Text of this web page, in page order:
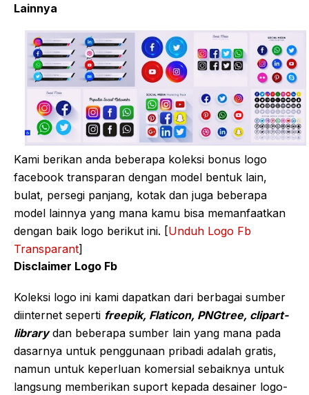
Lainnya
Kami berikan anda beberapa koleksi bonus logo
facebook transparan dengan model bentuk lain,
bulat, persegi panjang, kotak dan juga beberapa
model lainnya yang mana kamu bisa memanfaatkan
dengan baik logo berikut ini. [Unduh Logo Fb
Transparant]
Disclaimer Logo Fb
Koleksi logo ini kami dapatkan dari berbagai sumber
diinternet seperti freepik, Flaticon, PNGtree, clipart-
librarydan beberapa sumber lain yang mana pada
dasarnya untuk penggunaan pribadi adalah gratis,
namun untuk keperluan komersial sebaiknya untuk
langsung memberikan suport kepada desainer logo-